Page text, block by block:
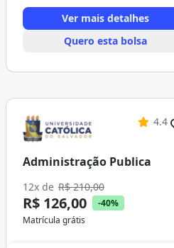
Ver mais detalhes
Quero esta bolsa
4.4
Administração Publica
12x de R$ 210,00
R$ 126,00
-40%
Matrícula grátis